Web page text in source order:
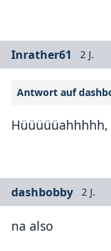
Inrather61 2 J.
Antwort auf
dashbobby 2 J.
na also